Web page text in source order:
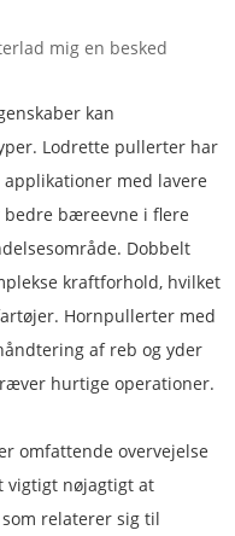
mig en besked
kan
Lodrette pullerter har
med lavere
bæreevne i flere
Dobbelt
kraftforhold, hvilket
Hornpullerter med
af reb og yder
hurtige operationer.
omfattende overvejelse
vigtigt nøjagtigt at
relaterer sig til